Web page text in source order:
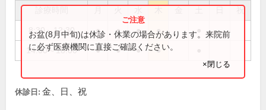
祝
8:30～12:30 ● ● ● ●
14:00～18:00 ● ● ● ●
お盆(8月中旬)は休診・休業の場合があります。来院前
に必ず医療機関に直接ご確認ください。
×閉じる
休診日: 金、日、祝